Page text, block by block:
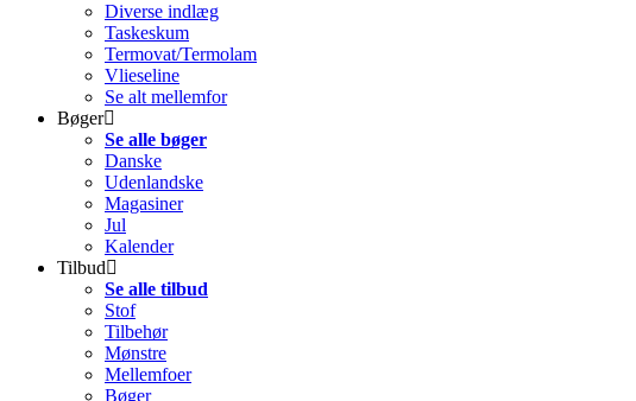
Diverse indlæg
Taskeskum
Termovat/Termolam
Vlieseline
Se alt mellemfor
Bøger
Se alle bøger
Danske
Udenlandske
Magasiner
Jul
Kalender
Tilbud
Se alle tilbud
Stof
Tilbehør
Mønstre
Mellemfoer
Bøger